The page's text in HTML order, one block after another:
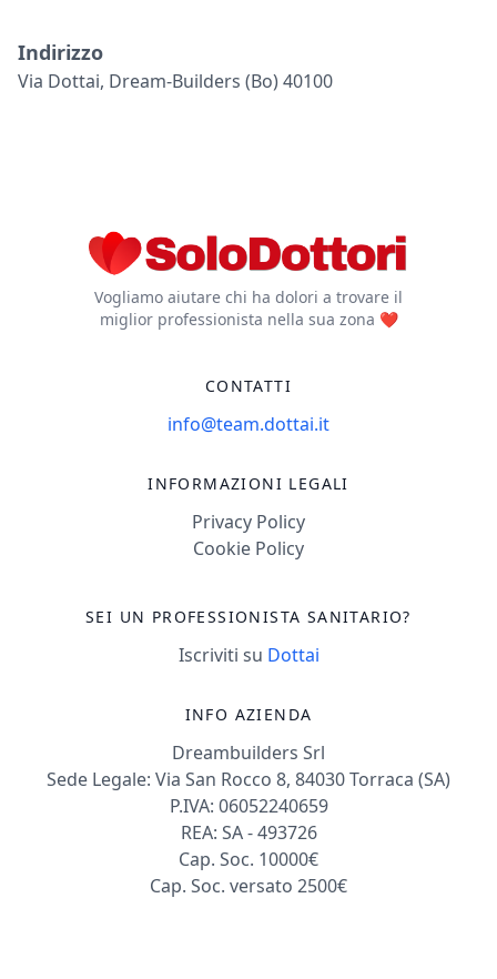
Indirizzo
Via Dottai, Dream-Builders (bo) 40100
Vogliamo aiutare chi ha dolori a trovare il
miglior professionista nella sua zona ❤️
CONTATTI
info@team.dottai.it
INFORMAZIONI LEGALI
Privacy Policy
Cookie Policy
SEI UN PROFESSIONISTA SANITARIO?
Iscriviti su Dottai
INFO AZIENDA
Dreambuilders Srl
Sede Legale: Via San Rocco 8, 84030 Torraca (SA)
P.IVA: 06052240659
REA: SA - 493726
Cap. Soc. 10000€
Cap. Soc. versato 2500€